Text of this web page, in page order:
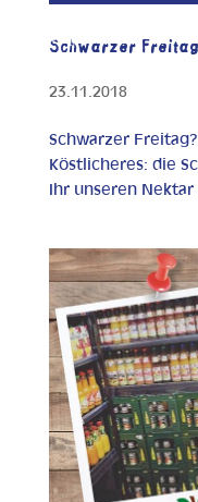
Schwarzer
23.11.2018
Schwarzer
Köstlicheres: die
Ihr unseren